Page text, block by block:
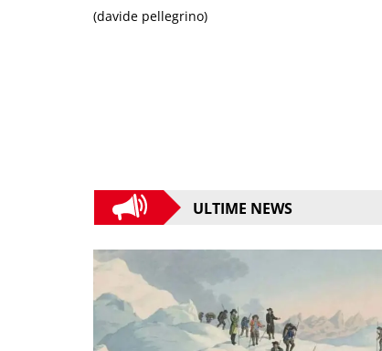
(davide pellegrino)
ULTIME NEWS